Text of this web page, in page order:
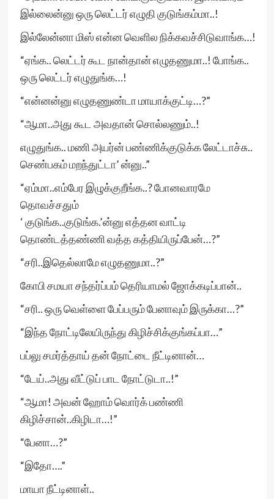
இல்லைன்னு ஒரு லெட்டர் எழுதி குடுங்கம்மா..!
இல்லேன்னா மிஸ் என்ன வெளில நிக்கவச்சிடுவாங்க…!
“ஏங்க.. லெட்டர் கூட நான்தான் எழுதணுமா..! போங்க..
ஒரு லெட்டர் எழுதுங்க…!
“என்னன்னு எழுதணுண்டா மாயாக்குட்டி…?”
“ஆமா..அது கூட அவதான் சொல்லணும்..!
எழுதுங்க.. மணி அயர்ன் பண்ணிக்குடுக்க லேட்டாச்சு..
செண்பகம் மறந்துட்டா’ ன்னு..”
“ஏம்மா..எம்பேர இழுக்குறீங்க..? போனவாரமே
தொவச்சதும்
‘ குடுங்க..குடுங்க.’ன்னு எத்தன வாட்டி
தொண்டத்தண்ணி வத்த கத்தியிருப்பேன்…?”
“சரி..இதெல்லாமே எழுதணுமா..?”
கோபி சமயா சந்தர்ப்பம் தெரியாமல் ஜோக்கடிப்பான்..
“சரி.. ஒரு வெள்ளை பேப்பரும் பேனாவும் இருக்கா…?”
“இந்த நோட்டிலேயிருந்து கிழிச்சிக்குங்கப்பா…”
பப்லு சமர்த்தாய் தன் நோட்டை நீட்டினான்…
“டேய்..அது வீட்டுப் பாட நோட்டுடா..!”
“ஆமா! அவன் ஹோம் வொர்க் பண்ணி
கிழிச்சான்..கிழிடா…!”
“பேனா…?”
“இதோ….”
மாயா நீட்டினாள்..